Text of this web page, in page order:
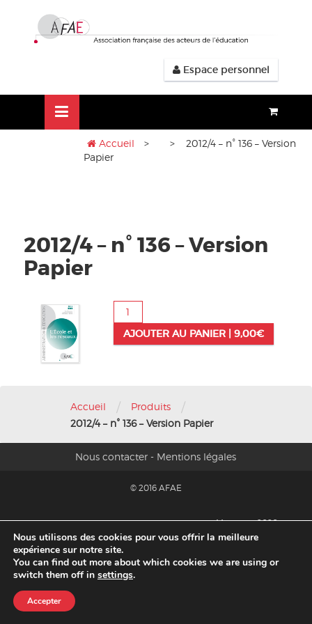
contenu
Espace personnel
Accueil >
> 2012/4 – n° 136 – Version
Papier
2012/4 – n° 136 – Version
Papier
quantité
de
2012/4
-
Version
Papier
AJOUTER AU PANIER | 9,00€
Accueil / Produits /
2012/4 – n° 136 – Version Papier
Nous contacter - Mentions légales
© 2016 AFAE
Migration 2020
Nous utilisons des cookies pour vous offrir la meilleure
expérience sur notre site.
You can find out more about which cookies we are using or
switch them off in settings.
Accepter